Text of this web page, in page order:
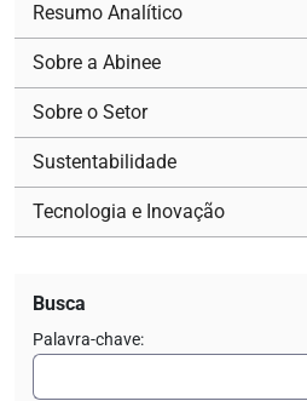
Resumo Analítico
Sobre a Abinee
Sobre o Setor
Sustentabilidade
Tecnologia e Inovação
Busca
Palavra-chave: